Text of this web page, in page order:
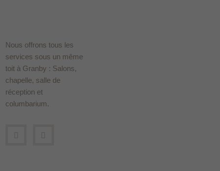
Nous offrons tous les
services sous un même
toit à Granby : Salons,
chapelle, salle de
réception et
columbarium.